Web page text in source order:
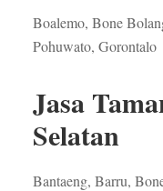
Boalemo, Bone
Pohuwato, Gorontalo
Jasa
Selatan
Bantaeng, Barru,